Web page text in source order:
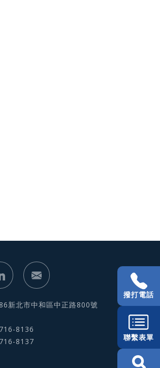
新北市中和區中正路800號
8136
8137
撥打電話
聯繫表單